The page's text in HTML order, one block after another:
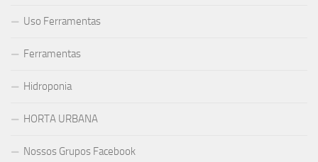
Uso Ferramentas
Ferramentas
Hidroponia
HORTA URBANA
Nossos Grupos Facebook